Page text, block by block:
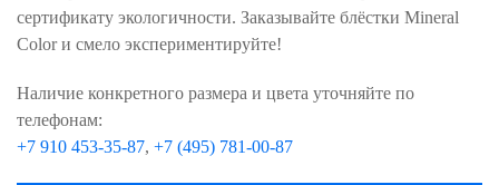
сертификату экологичности. Заказывайте блёстки Mineral
Color и смело экспериментируйте!
Наличие конкретного размера и цвета уточняйте по
телефонам:
+7 910 453-35-87, +7 (495) 781-00-87